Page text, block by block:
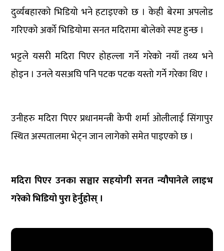
दुर्व्यबहारको भिडियो भने हटाइएको छ । केही बेरमा अपलोड
गरिएको अर्को भिडियोमा सनत मदिरामा बोलेको स्पष्ट हुन्छ ।
भट्टले यसरी मदिरा पिएर होहल्ला गर्ने गरेको नयाँ तथ्य भने
होइन । उनले यसअघि पनि पटक पटक यस्तो गर्ने गरेका थिए ।
उनीहरु मदिरा पिएर प्रधानमन्त्री केपी शर्मा ओलीलाई सिंगापुर
स्थित अस्पतालमा भेट्न जान लागेको समेत पाइएको छ ।
मदिरा पिएर उनका सञ्चार सहयोगी सनत न्यौपानेले लाइभ
गरेको भिडियो पुरा हेर्नुहोस् ।